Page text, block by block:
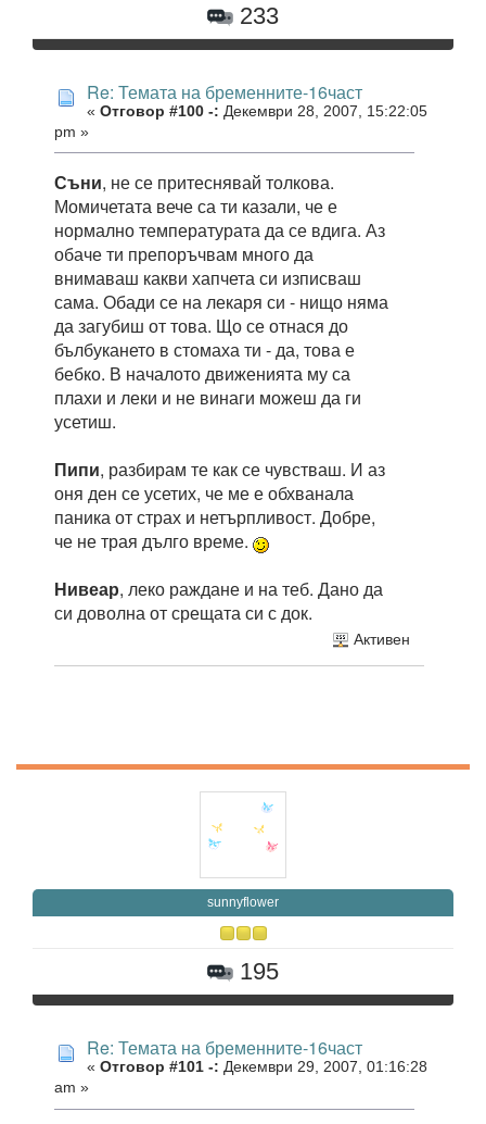
233
Re: Темата на бременните-16част
« Отговор #100 -: Декември 28, 2007, 15:22:05
pm »
Съни, не се притеснявай толкова.
Момичетата вече са ти казали, че е
нормално температурата да се вдига. Аз
обаче ти препоръчвам много да
внимаваш какви хапчета си изписваш
сама. Обади се на лекаря си - нищо няма
да загубиш от това. Що се отнася до
бълбукането в стомаха ти - да, това е
бебко. В началото движенията му са
плахи и леки и не винаги можеш да ги
усетиш.
Пипи, разбирам те как се чувстваш. И аз
оня ден се усетих, че ме е обхванала
паника от страх и нетърпливост. Добре,
че не трая дълго време.
Нивеар, леко раждане и на теб. Дано да
си доволна от срещата си с док.
Активен
sunnyflower
195
Re: Темата на бременните-16част
« Отговор #101 -: Декември 29, 2007, 01:16:28
am »